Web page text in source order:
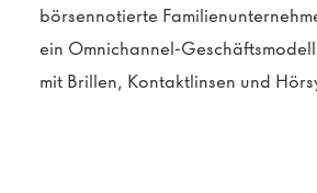
börsennotierte
ein Omnichannel-
mit Brillen, Kontaktlinsen und